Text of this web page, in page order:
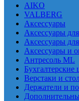
AIKO
VALBERG
Аксессуары
Аксессуары
Аксессуары
Аксессуары и
Антресоль ML
Верстаки и
Держатели и